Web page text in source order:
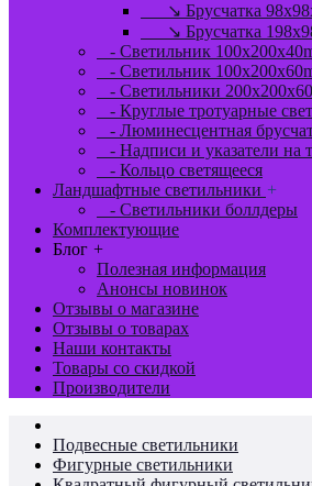
↘ Брусчатка
↘ Брусчатка
- Светильник
- Светильник
- Светильники
- Круглые тротуарные
- Люминесцентная
- Надписи и указатели на
- Кольцо светящееся
Ландшафтные светильники +
- Светильники боллдеры
Комплектующие
Блог +
Полезная информация
Анонсы новинок
Отзывы о магазине
Отзывы о товарах
Наши контакты
Товары со скидкой
Производители
Подвесные светильники
Фигурные светильники